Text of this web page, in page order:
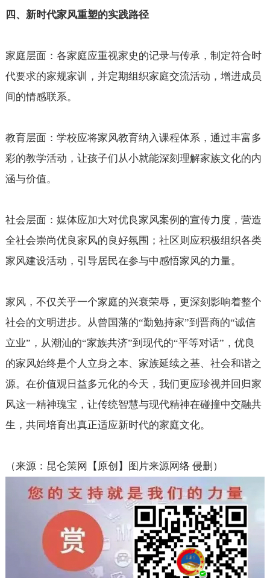
四、新时代家风重塑的实践路径
家庭层面：各家庭应重视家史的记录与传承，制定符合时
代要求的家规家训，并定期组织家庭交流活动，增进成员
间的情感联系。
教育层面：学校应将家风教育纳入课程体系，通过丰富多
彩的教学活动，让孩子们从小就能深刻理解家族文化的内
涵与价值。
社会层面：媒体应加大对优良家风案例的宣传力度，营造
全社会崇尚优良家风的良好氛围；社区则应积极组织各类
家风建设活动，引导居民在参与中感悟家风的力量。
家风，不仅关乎一个家庭的兴衰荣辱，更深刻影响着整个
社会的文明进步。从曾国藩的“勤勉持家”到晋商的“诚信
立业”，从潮汕的“家族共济”到现代的“平等对话”，优良
的家风始终是个人立身之本、家族延续之基、社会和谐之
源。在价值观日益多元化的今天，我们更应珍视并回归家
风这一精神瑰宝，让传统智慧与现代精神在碰撞中交融共
生，共同培育出真正适应新时代的家庭文化。
（来源：昆仑策网【原创】图片来源网络 侵删）